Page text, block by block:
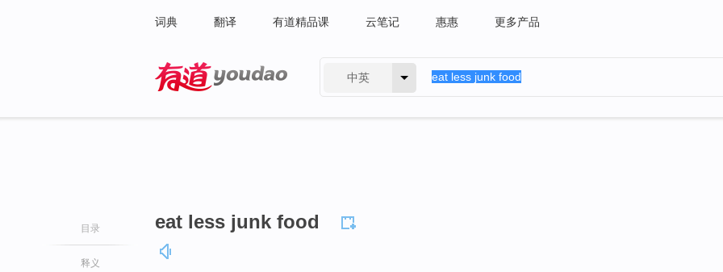
词典 翻译 有道精品课 云笔记 惠惠 更多产品
中英
目录
释义
eat less junk food